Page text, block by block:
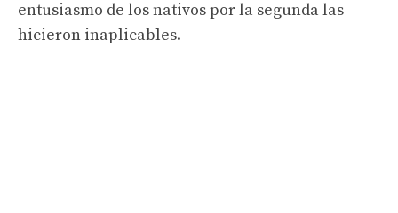
entusiasmo de los nativos por la segunda las
hicieron inaplicables.